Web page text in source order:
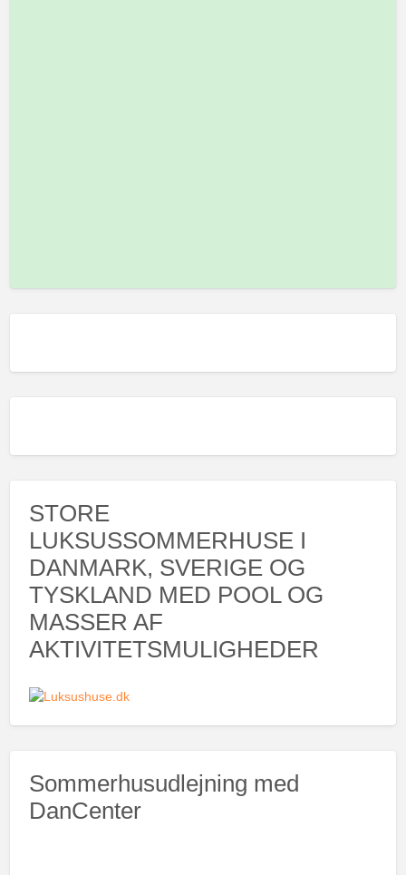
STORE
LUKSUSSOMMERHUSE I
DANMARK, SVERIGE OG
TYSKLAND MED POOL OG
MASSER AF
AKTIVITETSMULIGHEDER
Sommerhusudlejning med
DanCenter